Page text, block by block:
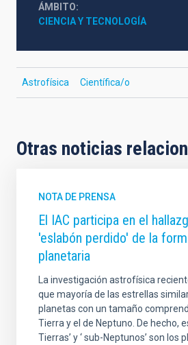
ÁMBITO
CIENCIA Y TECNOLOGÍA
Astrofísica Científica/o
Otras noticias
NOTA DE PRENSA
El IAC participa en el
'eslabón perdido' de la
planetaria
La investigación astrofísica
que mayoría de las estrellas
planetas con un tamaño
Tierra y el de Neptuno. De hecho,
Tierras’ y ‘ sub-Neptunos’ son los